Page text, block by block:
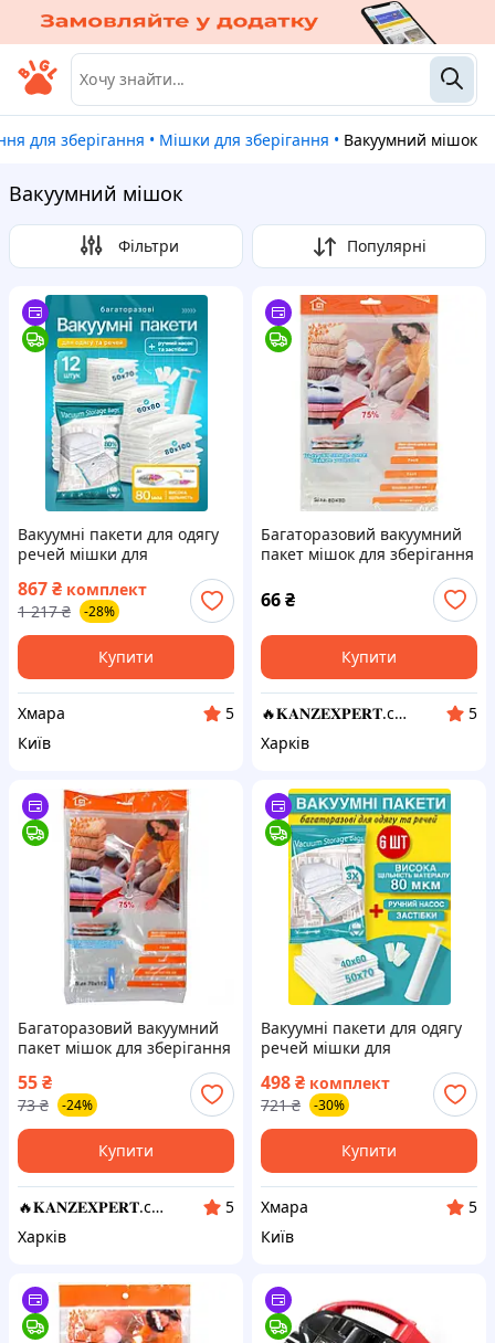
для зберігання • Мішки для зберігання • Вакуумний мішок
Вакуумний мішок
Фільтри Популярні
Вакуумні пакети для одягу
речей мішки для
зберігання 12 шт з насосом
і клапаном вакуумний пакет
для упаковки
867₴ комплект
1 217 ₴ -28%
Купити
Хмара
5
Київ
Багаторазовий вакуумний
пакет мішок для зберігання
ковдр речей одягу білизни
80х110 см KNZ
66₴
Купити
🔥𝐊𝐀𝐍𝐙𝐄𝐗𝐏𝐄𝐑𝐓.com.ua🔥
5
Харків
Багаторазовий вакуумний
пакет мішок для зберігання
ковдр речей одягу білизни
70х100 см KNZ
55₴
73 ₴ -24%
Купити
🔥𝐊𝐀𝐍𝐙𝐄𝐗𝐏𝐄𝐑𝐓.com.ua🔥
5
Харків
Вакуумні пакети для одягу
речей мішки для
зберігання 6 шт з насосом і
клапаном вакуумний пакет
для упаковки
498₴ комплект
721 ₴ -30%
Купити
Хмара
5
Київ